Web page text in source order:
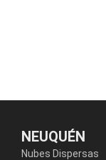
NEUQUÉN
Nubes Dispersas